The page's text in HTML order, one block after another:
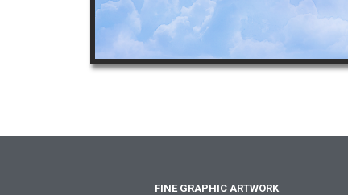
FINE GRAPHIC ARTWORK